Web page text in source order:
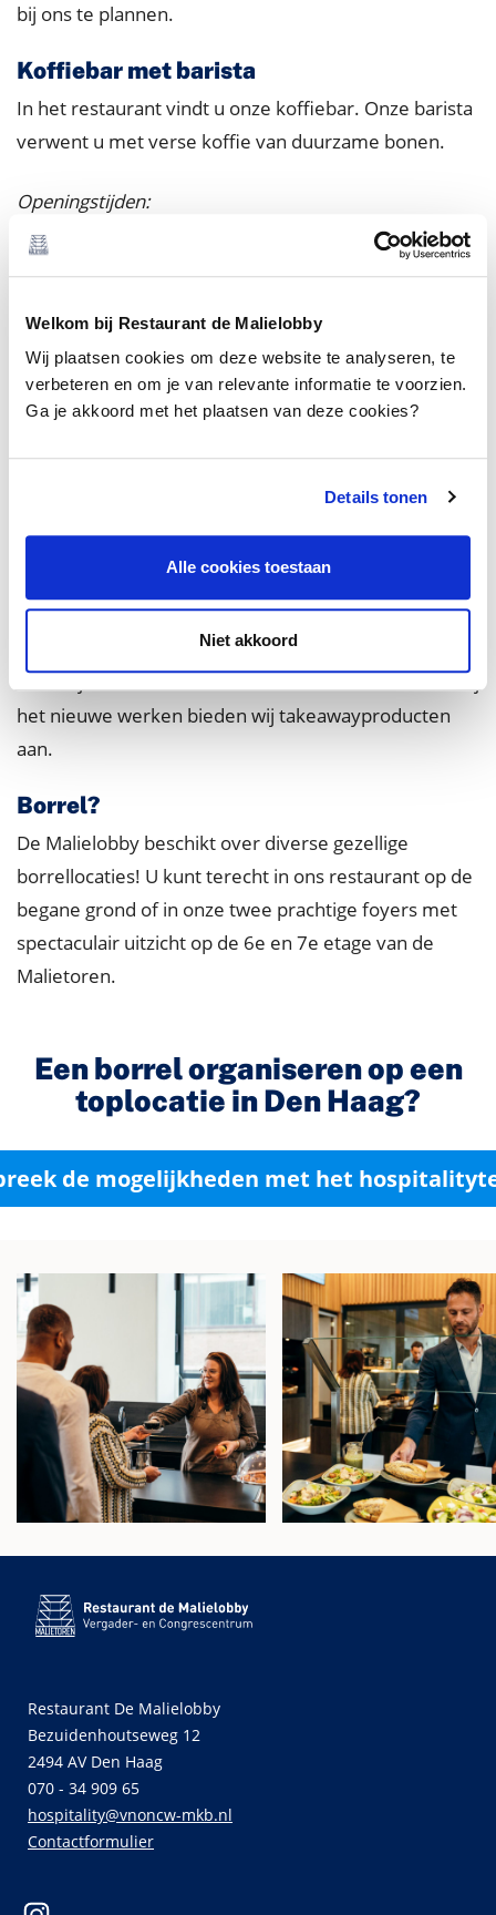
Welkom bij Restaurant de Malielobby
Wij plaatsen cookies om deze website te analyseren, te
verbeteren en om je van relevante informatie te voorzien.
Ga je akkoord met het plaatsen van deze cookies?
Details tonen
Alle cookies toestaan
Niet akkoord
bij ons te plannen.
Koffiebar met barista
In het restaurant vindt u onze koffiebar. Onze barista
verwent u met verse koffie van duurzame bonen.
Openingstijden:
Onze barista is aanwezig van maandag tot en met
Lunch
In ons restaurant kunt u terecht voor versbereide
lunchgerechten met gezonde ingrediënten volgens
de laatste trends. Met onze pop-upconcepten houden
wij het aanbod afwisselend en verrassend.
Voor de lunch zijn wij geopend van maandag tot en
Geen tijd om in het restaurant te lunchen? Passend bij
het nieuwe werken bieden wij takeawayproducten
aan.
Borrel?
De Malielobby beschikt over diverse gezellige
borrellocaties! U kunt terecht in ons restaurant op de
begane grond of in onze twee prachtige foyers met
spectaculair uitzicht op de 6e en 7e etage van de
Malietoren.
Een borrel organiseren op een
toplocatie in Den Haag?
de mogelijkheden met het
Restaurant De Malielobby
Bezuidenhoutseweg 12
2494 AV Den Haag
070 - 34 909 65
hospitality@vnoncw-mkb.nl
Contactformulier